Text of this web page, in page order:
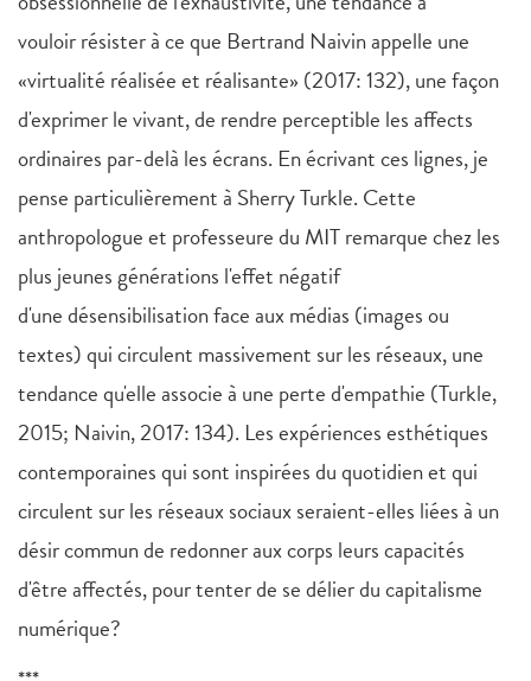
vouloir résister à ce que Bertrand Naivin appelle une
«virtualité réalisée et réalisante» (2017: 132), une façon
d'exprimer le vivant, de rendre perceptible les affects
ordinaires par-delà les écrans. En écrivant ces lignes, je
pense particulièrement à Sherry Turkle. Cette
anthropologue et professeure du MIT remarque chez les
plus jeunes générations l'effet négatif
d'une désensibilisation face aux médias (images ou
textes) qui circulent massivement sur les réseaux, une
tendance qu'elle associe à une perte d'empathie (Turkle,
2015; Naivin, 2017: 134). Les expériences esthétiques
contemporaines qui sont inspirées du quotidien et qui
circulent sur les réseaux sociaux seraient-elles liées à un
désir commun de redonner aux corps leurs capacités
d'être affectés, pour tenter de se délier du capitalisme
numérique?